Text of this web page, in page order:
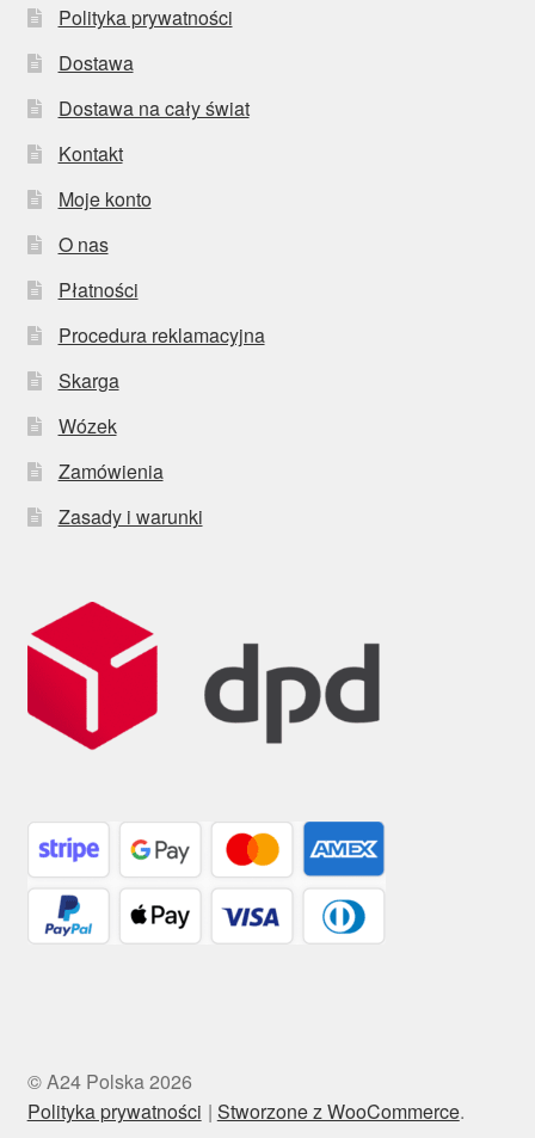
Polityka prywatności
Dostawa
Dostawa na cały świat
Kontakt
Moje konto
O nas
Płatności
Procedura reklamacyjna
Skarga
Wózek
Zamówienia
Zasady i warunki
© A24 Polska 2026
Polityka prywatności
Stworzone z WooCommerce.